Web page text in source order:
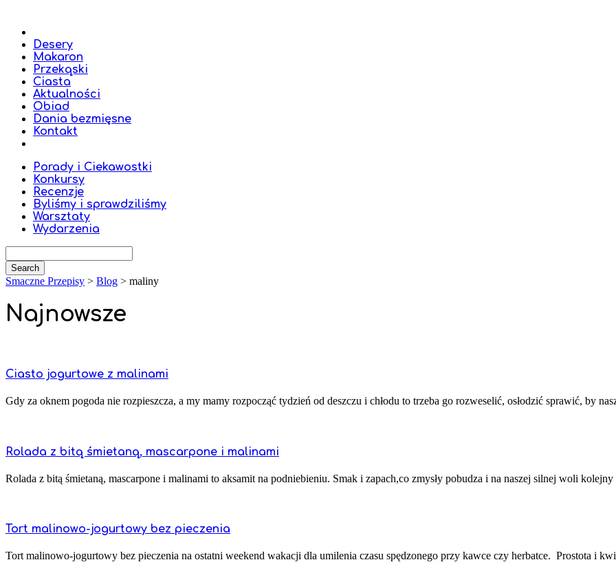
Desery
Makaron
Przekąski
Ciasta
Aktualności
Obiad
Dania bezmięsne
Kontakt
Porady i Ciekawostki
Konkursy
Recenzje
Byliśmy i sprawdziliśmy
Warsztaty
Wydarzenia
Smaczne Przepisy > Blog > maliny
Najnowsze
Ciasto jogurtowe z malinami
Gdy za oknem pogoda nie rozpieszcza, a my mamy rozpocząć tydzień od deszczu i chłodu to trzeba go rozweselić, osłodzić sprawić, by
Rolada z bitą śmietaną, mascarpone i malinami
Rolada z bitą śmietaną, mascarpone i malinami to aksamit na podniebieniu. Smak i zapach,co zmysły pobudza i na naszej silnej woli
Tort malinowo-jogurtowy bez pieczenia
Tort malinowo-jogurtowy bez pieczenia na ostatni weekend wakacji dla umilenia czasu spędzonego przy kawce czy herbatce. Prostota i